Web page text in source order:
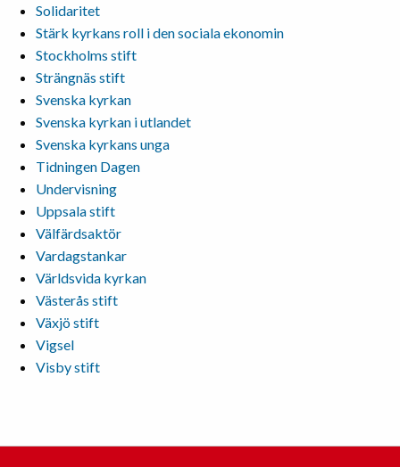
Solidaritet
Stärk kyrkans roll i den sociala ekonomin
Stockholms stift
Strängnäs stift
Svenska kyrkan
Svenska kyrkan i utlandet
Svenska kyrkans unga
Tidningen Dagen
Undervisning
Uppsala stift
Välfärdsaktör
Vardagstankar
Världsvida kyrkan
Västerås stift
Växjö stift
Vigsel
Visby stift